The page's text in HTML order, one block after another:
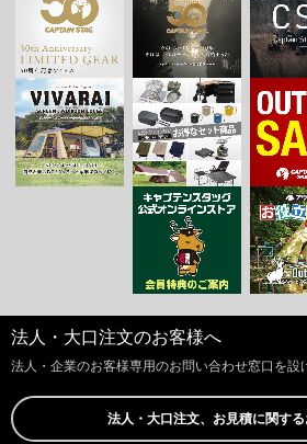
法人・大口注文のお客様へ
法人・企業のお客様専用のお問い合わせ窓口を設
法人・大口注文、お見積に関す